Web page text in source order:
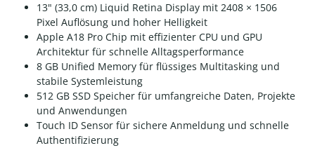
13" (33,0 cm) Liquid Retina Display mit 2408 × 1506
Pixel Auflösung und hoher Helligkeit
Apple A18 Pro Chip mit effizienter CPU und GPU
Architektur für schnelle Alltagsperformance
8 GB Unified Memory für flüssiges Multitasking und
stabile Systemleistung
512 GB SSD Speicher für umfangreiche Daten, Projekte
und Anwendungen
Touch ID Sensor für sichere Anmeldung und schnelle
Authentifizierung